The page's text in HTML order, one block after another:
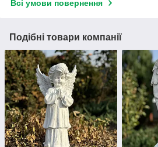
Всі умови повернення
Подібні товари компанії